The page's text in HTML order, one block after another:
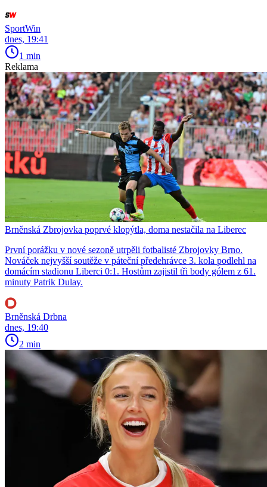
SportWin
dnes, 19:41
1 min
Reklama
Brněnská Zbrojovka poprvé klopýtla, doma nestačila na Liberec
První porážku v nové sezoně utrpěli fotbalisté Zbrojovky Brno.
Nováček nejvyšší soutěže v páteční předehrávce 3. kola podlehl na
domácím stadionu Liberci 0:1. Hostům zajistil tři body gólem z 61.
minuty Patrik Dulay.
Brněnská Drbna
dnes, 19:40
2 min